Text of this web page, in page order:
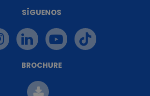
SÍGUENOS
BROCHURE